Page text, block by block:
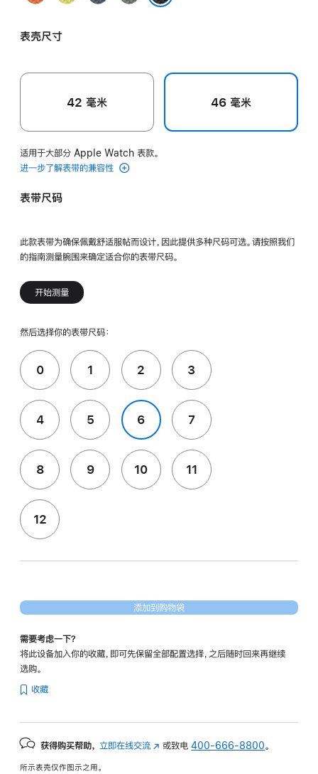
末
黄
表壳尺寸
42 毫米 46 毫米
适用于大部分 Apple Watch 表款。
进一步了解表带的兼容性
表带尺码
此款表带为确保佩戴舒适服帖而设计，因此提供多种尺码可选。请按照我们
的指南测量腕围来确定适合你的表带尺码。
开始测量
然后选择你的表带尺码：
0 1 2 3
4 5 6 7
8 9 10 11
12
添加到购物袋
需要考虑一下？
将此设备加入你的收藏，即可先保留全部配置选择，之后随时回来再继续
选购。
收藏
获得购买帮助， 立即在线交流 (在 或致电400-666-8800 。
所示表壳仅作图示之用。